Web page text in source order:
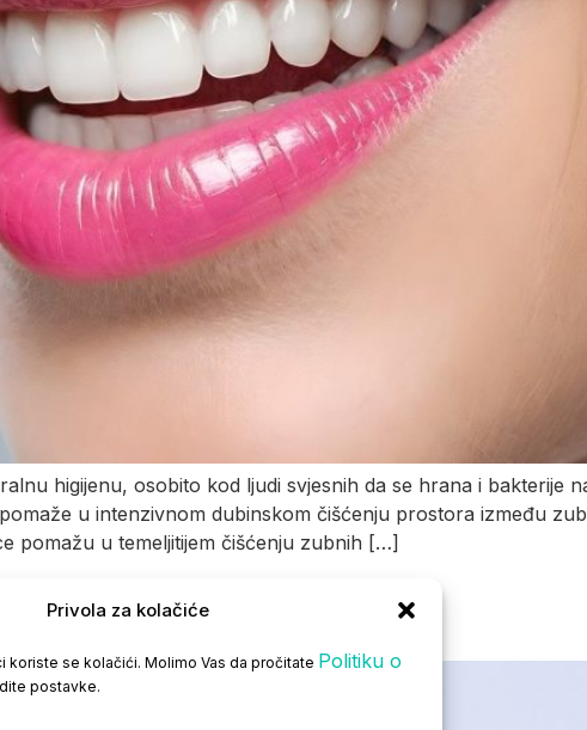
Privola za kolačiće
koriste se kolačići. Molimo Vas da pročitate Politiku o
postavke.
higijenu, osobito kod ljudi svjesnih da se hrana i bakterije
u intenzivnom dubinskom čišćenju prostora između
pomažu u temeljitijem čišćenju zubnih […]